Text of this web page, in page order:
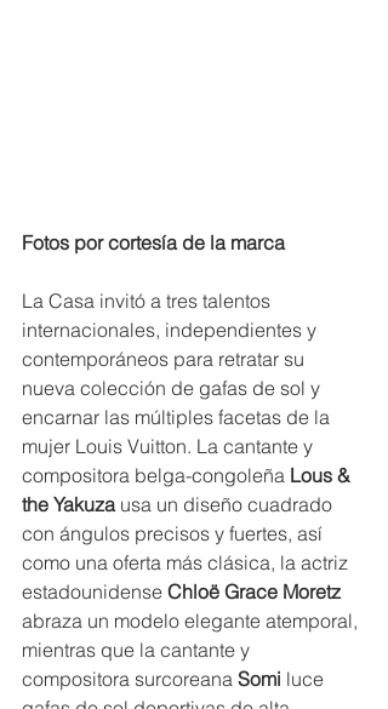
Fotos por cortesía de la marca
La Casa invitó a tres talentos
internacionales, independientes y
contemporáneos para retratar su
nueva colección de gafas de sol y
encarnar las múltiples facetas de la
mujer Louis Vuitton. La cantante y
compositora belga-congoleña Lous &
the Yakuza usa un diseño cuadrado
con ángulos precisos y fuertes, así
como una oferta más clásica, la actriz
estadounidense Chloë Grace Moretz
abraza un modelo elegante atemporal,
mientras que la cantante y
compositora surcoreana Somi luce